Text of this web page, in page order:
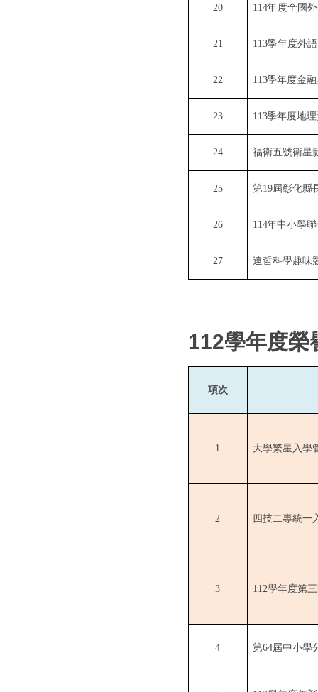
20 114年度全國
21 113學年度外
22 113學年度金
23 113學年度地
24 福衛五號衛星
25 第19屆彰化縣
26 114年中小學
27 遠哲科學趣味
112學年度榮
項次
1 大學繁星入學
2 四技二專統一
3 112學年度第
4 第64屆中小學